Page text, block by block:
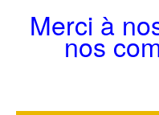
Merci à
nos